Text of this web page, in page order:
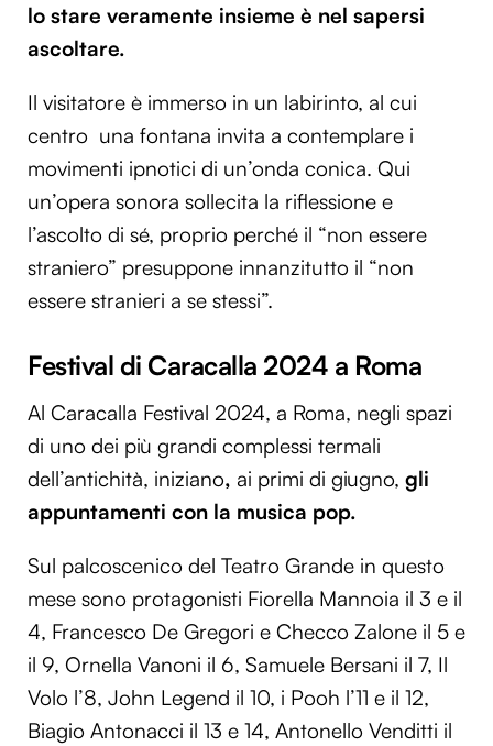
lo stare veramente insieme è nel sapersi
ascoltare.
Il visitatore è immerso in un labirinto, al cui
centro una fontana invita a contemplare i
movimenti ipnotici di un’onda conica. Qui
un’opera sonora sollecita la riflessione e
l’ascolto di sé, proprio perché il “non essere
straniero” presuppone innanzitutto il “non
essere stranieri a se stessi”.
Festival di Caracalla 2024 a Roma
Al Caracalla Festival 2024, a Roma, negli spazi
di uno dei più grandi complessi termali
dell’antichità, iniziano, ai primi di giugno, gli
appuntamenti con la musica pop.
Sul palcoscenico del Teatro Grande in questo
mese sono protagonisti Fiorella Mannoia il 3 e il
4, Francesco De Gregori e Checco Zalone il 5 e
il 9, Ornella Vanoni il 6, Samuele Bersani il 7, Il
Volo l’8, John Legend il 10, i Pooh l’11 e il 12,
Biagio Antonacci il 13 e 14, Antonello Venditti il